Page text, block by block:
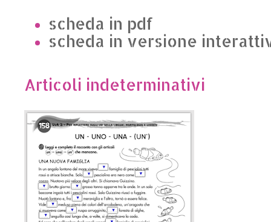
scheda in pdf
scheda in versione
Articoli indeterminativi